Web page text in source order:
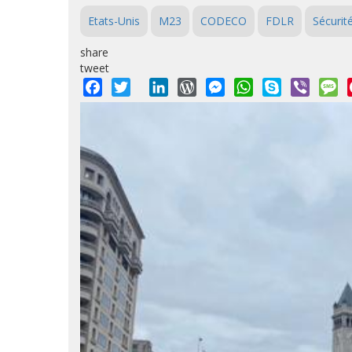
Etats-Unis M23 CODECO FDLR
share
tweet
Facebook
Twitter LinkedInWordPressMessengerWhatsApp
Skype Viber